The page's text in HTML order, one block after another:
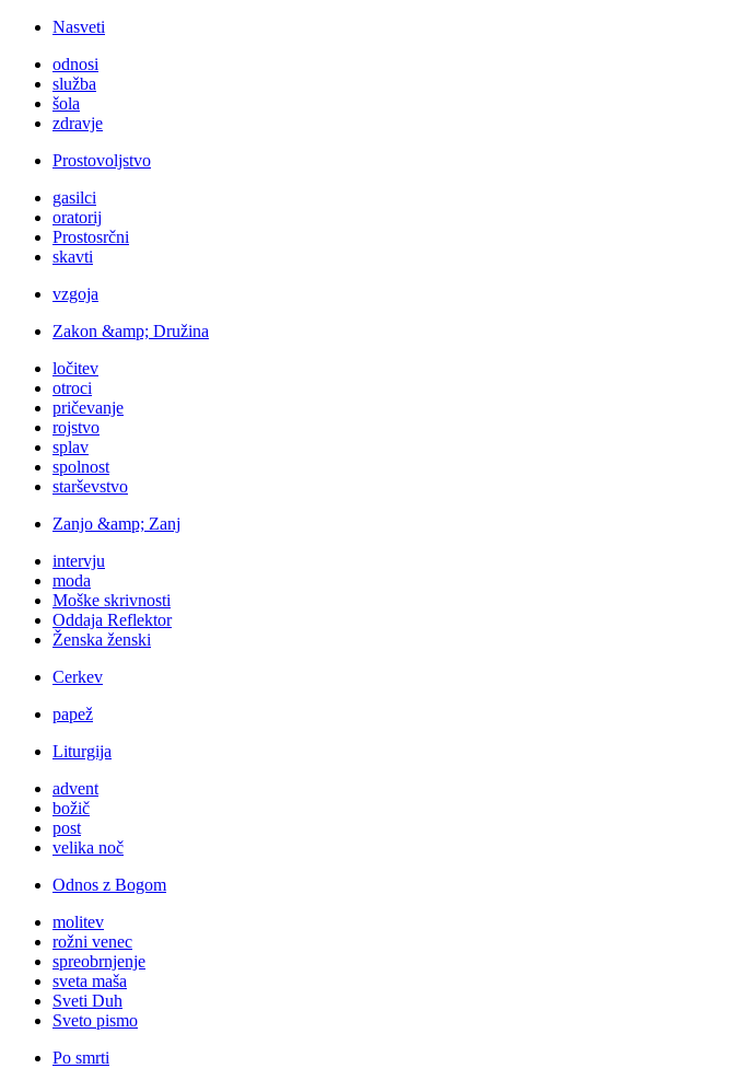
Nasveti
odnosi
služba
šola
zdravje
Prostovoljstvo
gasilci
oratorij
Prostosrčni
skavti
vzgoja
Zakon &amp; Družina
ločitev
otroci
pričevanje
rojstvo
splav
spolnost
starševstvo
Zanjo &amp; Zanj
intervju
moda
Moške skrivnosti
Oddaja Reflektor
Ženska ženski
Cerkev
papež
Liturgija
advent
božič
post
velika noč
Odnos z Bogom
molitev
rožni venec
spreobrnjenje
sveta maša
Sveti Duh
Sveto pismo
Po smrti